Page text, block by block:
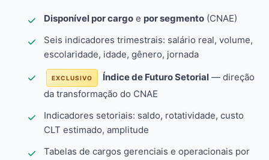
Disponível por cargo e por segmento (CNAE)
Seis indicadores trimestrais: salário real, volume,
escolaridade, idade, gênero, jornada
EXCLUSIVO Índice de Futuro Setorial — direção
da transformação do CNAE
Indicadores setoriais: saldo, rotatividade, custo
CLT estimado, amplitude
Tabelas de cargos gerenciais e operacionais por